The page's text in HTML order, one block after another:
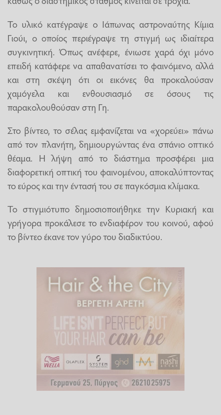
Το υλικό κατέγραψε ο Ιάπωνας αστροναύτης Κίμια
Γιούι, ο οποίος περιέγραψε τη στιγμή ως ιδιαίτερα
συγκινητική. Όπως ανέφερε, ένιωσε χαρά όχι μόνο
επειδή κατάφερε να απαθανατίσει το φαινόμενο, αλλά
και στη σκέψη ότι οι εικόνες θα προκαλούσαν
χαμόγελα και ενθουσιασμό σε όσους τις
παρακολουθούσαν στη Γη.
Στο βίντεο, το σέλας εμφανίζεται να «χορεύει» πάνω
από τον πλανήτη, δημιουργώντας ένα σπάνιο οπτικό
θέαμα. Η λήψη από το διάστημα προσφέρει μια
διαφορετική οπτική του φαινομένου, αποκαλύπτοντας
το εύρος και την έντασή του σε παγκόσμια κλίμακα.
Το στιγμιότυπο δημοσιοποιήθηκε την Κυριακή και
γρήγορα προκάλεσε το ενδιαφέρον του κοινού, αφού
το βίντεο έκανε τον γύρο του διαδικτύου.